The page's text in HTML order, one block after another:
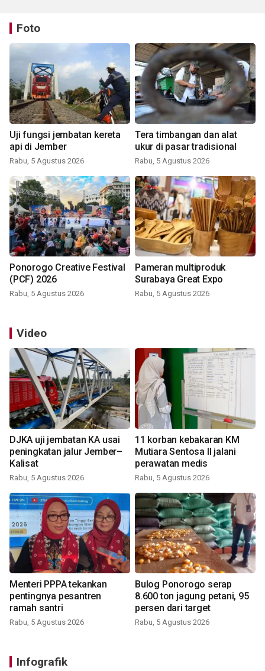
Foto
Uji fungsi jembatan kereta
api di Jember
Rabu, 5 Agustus 2026
Tera timbangan dan alat
ukur di pasar tradisional
Rabu, 5 Agustus 2026
Ponorogo Creative Festival
(PCF) 2026
Rabu, 5 Agustus 2026
Pameran multiproduk
Surabaya Great Expo
Rabu, 5 Agustus 2026
Video
DJKA uji jembatan KA usai
peningkatan jalur Jember–
Kalisat
Rabu, 5 Agustus 2026
11 korban kebakaran KM
Mutiara Sentosa II jalani
perawatan medis
Rabu, 5 Agustus 2026
Menteri PPPA tekankan
pentingnya pesantren
ramah santri
Rabu, 5 Agustus 2026
Bulog Ponorogo serap
8.600 ton jagung petani, 95
persen dari target
Rabu, 5 Agustus 2026
Infografik